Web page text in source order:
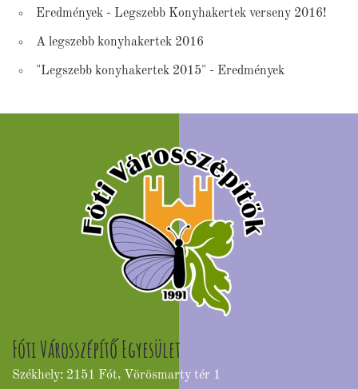
Eredmények - Legszebb Konyhakertek verseny 2016!
A legszebb konyhakertek 2016
"Legszebb konyhakertek 2015" - Eredmények
Fóti Városszépítő Egyesület
Székhely: 2151 Fót, Vörösmarty tér 1